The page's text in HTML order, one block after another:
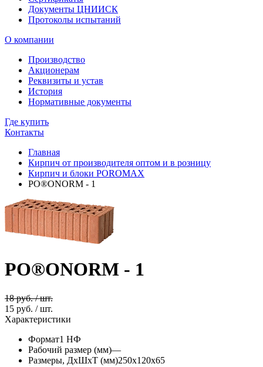
Документы ЦНИИСК
Протоколы испытаний
О компании
Производство
Акционерам
Реквизиты и устав
История
Нормативные документы
Где купить
Контакты
Главная
Кирпич от производителя оптом и в розницу
Кирпич и блоки POROMAX
PO®ONORM - 1
PO®ONORM - 1
18 руб. / шт.
15 руб. / шт.
Характеристики
Формат1 НФ
Рабочий размер (мм)—
Размеры, ДхШхТ (мм)250х120х65